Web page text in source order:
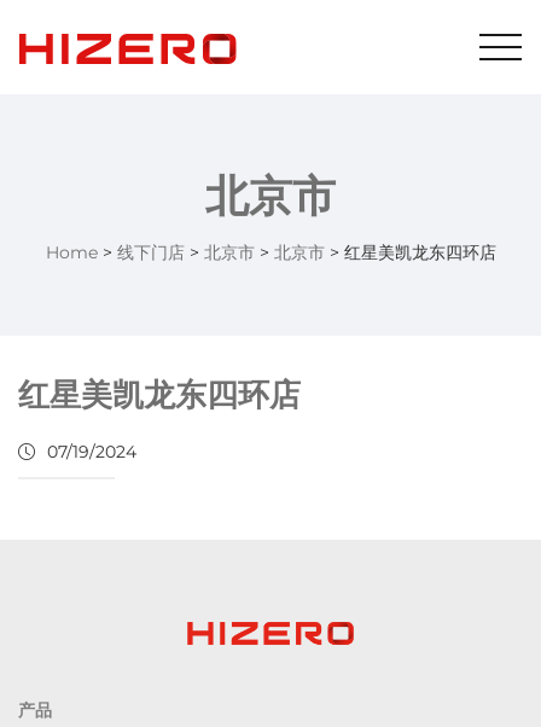
北京市
Home> 线下门店> 北京市> 北京市> 红星美凯龙东四环店
红星美凯龙东四环店
07/19/2024
产品